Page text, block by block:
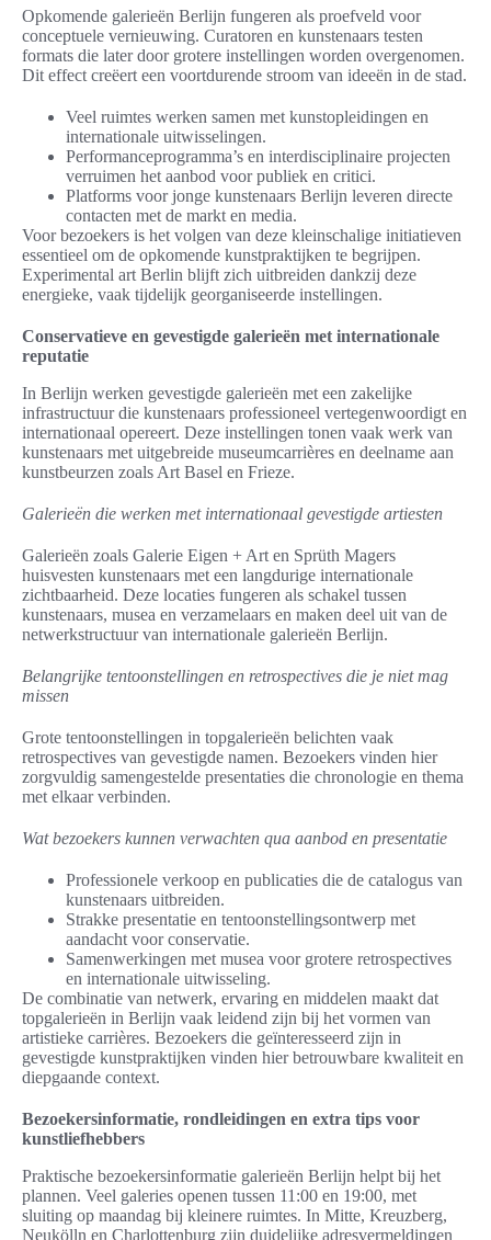
Opkomende galerieën Berlijn fungeren als proefveld voor
conceptuele vernieuwing. Curatoren en kunstenaars testen
formats die later door grotere instellingen worden overgenomen.
Dit effect creëert een voortdurende stroom van ideeën in de stad.
Veel ruimtes werken samen met kunstopleidingen en
internationale uitwisselingen.
Performanceprogramma’s en interdisciplinaire projecten
verruimen het aanbod voor publiek en critici.
Platforms voor jonge kunstenaars Berlijn leveren directe
contacten met de markt en media.
Voor bezoekers is het volgen van deze kleinschalige initiatieven
essentieel om de opkomende kunstpraktijken te begrijpen.
Experimental art Berlin blijft zich uitbreiden dankzij deze
energieke, vaak tijdelijk georganiseerde instellingen.
Conservatieve en gevestigde galerieën met internationale
reputatie
In Berlijn werken gevestigde galerieën met een zakelijke
infrastructuur die kunstenaars professioneel vertegenwoordigt en
internationaal opereert. Deze instellingen tonen vaak werk van
kunstenaars met uitgebreide museumcarrières en deelname aan
kunstbeurzen zoals Art Basel en Frieze.
Galerieën die werken met internationaal gevestigde artiesten
Galerieën zoals Galerie Eigen + Art en Sprüth Magers
huisvesten kunstenaars met een langdurige internationale
zichtbaarheid. Deze locaties fungeren als schakel tussen
kunstenaars, musea en verzamelaars en maken deel uit van de
netwerkstructuur van internationale galerieën Berlijn.
Belangrijke tentoonstellingen en retrospectives die je niet mag
missen
Grote tentoonstellingen in topgalerieën belichten vaak
retrospectives van gevestigde namen. Bezoekers vinden hier
zorgvuldig samengestelde presentaties die chronologie en thema
met elkaar verbinden.
Wat bezoekers kunnen verwachten qua aanbod en presentatie
Professionele verkoop en publicaties die de catalogus van
kunstenaars uitbreiden.
Strakke presentatie en tentoonstellingsontwerp met
aandacht voor conservatie.
Samenwerkingen met musea voor grotere retrospectives
en internationale uitwisseling.
De combinatie van netwerk, ervaring en middelen maakt dat
topgalerieën in Berlijn vaak leidend zijn bij het vormen van
artistieke carrières. Bezoekers die geïnteresseerd zijn in
gevestigde kunstpraktijken vinden hier betrouwbare kwaliteit en
diepgaande context.
Bezoekersinformatie, rondleidingen en extra tips voor
kunstliefhebbers
Praktische bezoekersinformatie galerieën Berlijn helpt bij het
plannen. Veel galeries openen tussen 11:00 en 19:00, met
sluiting op maandag bij kleinere ruimtes. In Mitte, Kreuzberg,
Neukölln en Charlottenburg zijn duidelijke adresvermeldingen